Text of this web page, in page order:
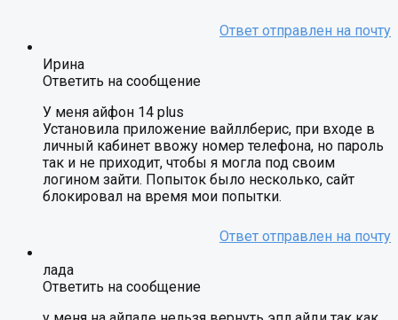
Ирина
Ответить на сообщение
У меня айфон 14 plus
Установила приложение вайллберис, при входе в
личный кабинет ввожу номер телефона, но пароль
так и не приходит, чтобы я могла под своим
логином зайти. Попыток было несколько, сайт
блокировал на время мои попытки.
лада
Ответить на сообщение